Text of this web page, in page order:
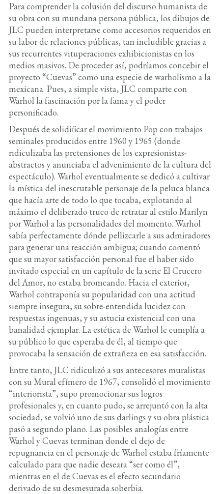
Para comprender la colusión del discurso humanista de
su obra con su mundana persona pública, los dibujos de
JLC pueden interpretarse como accesorios requeridos en
su labor de relaciones públicas, tan ineludible gracias a
sus recurrentes vituperaciones exhibicionistas en los
medios masivos. De proceder así, podríamos concebir el
proyecto “Cuevas” como una especie de warholismo a la
mexicana. Pues, a simple vista, JLC comparte con
Warhol la fascinación por la fama y el poder
personificado.
Después de solidificar el movimiento Pop con trabajos
seminales producidos entre 1960 y 1965 (donde
ridiculizaba las pretensiones de los expresionistas-
abstractos y anunciaba el advenimiento de la cultura del
espectáculo). Warhol eventualmente se dedicó a cultivar
la mística del inescrutable personaje de la peluca blanca
que hacía arte de todo lo que tocaba, explotando al
máximo el deliberado truco de retratar al estilo Marilyn
por Warhol a las personalidades del momento. Warhol
sabía perfectamente dónde pellizcarle a sus admiradores
para generar una reacción ambigua; cuando comentó
que su mayor satisfacción personal fue el haber sido
invitado especial en un capítulo de la serie El Crucero
del Amor, no estaba bromeando. Hacia el exterior,
Warhol contraponía su popularidad con una actitud
siempre insegura, su sobre-entendida lucidez con
respuestas ingenuas, y su astucia existencial con una
banalidad ejemplar. La estética de Warhol le cumplía a
su público lo que esperaba de él, al tiempo que
provocaba la sensación de extrañeza en esa satisfacción.
Entre tanto, JLC ridiculizó a sus antecesores muralistas
con su Mural efímero de 1967, consolidó el movimiento
“interiorista”, supo promocionar sus logros
profesionales y, en cuanto pudo, se arrejuntó con la alta
sociedad, se volvió uno de sus darlings y su obra plástica
pasó a segundo plano. Las posibles analogías entre
Warhol y Cuevas terminan donde el dejo de
repugnancia en el personaje de Warhol estaba fríamente
calculado para que nadie deseara “ser como él”,
mientras en el de Cuevas es el efecto secundario
derivado de su desmesurada soberbia.